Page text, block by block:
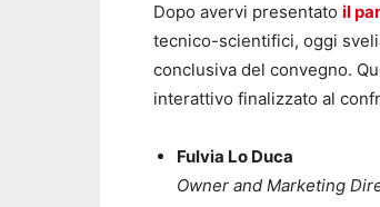
Dopo avervi presentato il
tecnico-scientifici, oggi
conclusiva del convegno.
interattivo finalizzato al
Fulvia Lo Duca
Owner and Marketing